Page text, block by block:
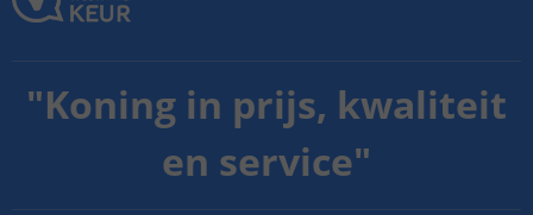
"Koning in prijs, kwaliteit
en service"